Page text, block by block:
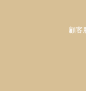
顧客